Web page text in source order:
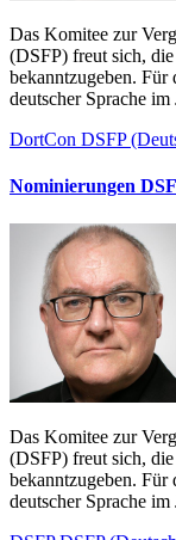
Das Komitee zur Vergabe des Deutschen Science-Fiction-Preises
(DSFP) freut sich,
bekanntzugeben.
deutscher Sprache
DortCon DSFP
Nominierungen
Das Komitee zur Vergabe des Deutschen Science-Fiction-Preises
(DSFP) freut sich,
bekanntzugeben.
deutscher Sprache